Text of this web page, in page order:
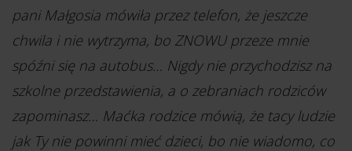
pani Małgosia mówiła przez telefon, że jeszcze
chwila i nie wytrzyma, bo ZNOWU przeze mnie
spóźni się na autobus… Nigdy nie przychodzisz na
szkolne przedstawienia, a o zebraniach rodziców
zapominasz… Maćka rodzice mówią, że tacy ludzie
jak Ty nie powinni mieć dzieci, bo nie wiadomo, co